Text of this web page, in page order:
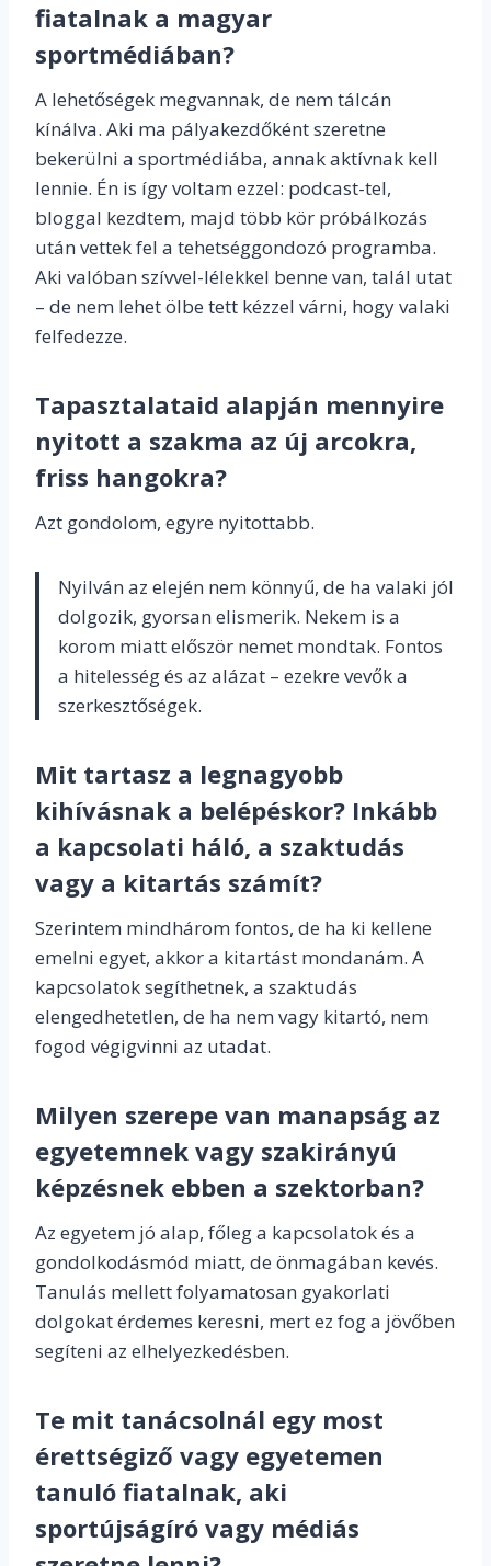
fiatalnak a magyar
sportmédiában?
A lehetőségek megvannak, de nem tálcán
kínálva. Aki ma pályakezdőként szeretne
bekerülni a sportmédiába, annak aktívnak kell
lennie. Én is így voltam ezzel: podcast-tel,
bloggal kezdtem, majd több kör próbálkozás
után vettek fel a tehetséggondozó programba.
Aki valóban szívvel-lélekkel benne van, talál utat
– de nem lehet ölbe tett kézzel várni, hogy valaki
felfedezze.
Tapasztalataid alapján mennyire
nyitott a szakma az új arcokra,
friss hangokra?
Azt gondolom, egyre nyitottabb.
Nyilván az elején nem könnyű, de ha valaki jól
dolgozik, gyorsan elismerik. Nekem is a
korom miatt először nemet mondtak. Fontos
a hitelesség és az alázat – ezekre vevők a
szerkesztőségek.
Mit tartasz a legnagyobb
kihívásnak a belépéskor? Inkább
a kapcsolati háló, a szaktudás
vagy a kitartás számít?
Szerintem mindhárom fontos, de ha ki kellene
emelni egyet, akkor a kitartást mondanám. A
kapcsolatok segíthetnek, a szaktudás
elengedhetetlen, de ha nem vagy kitartó, nem
fogod végigvinni az utadat.
Milyen szerepe van manapság az
egyetemnek vagy szakirányú
képzésnek ebben a szektorban?
Az egyetem jó alap, főleg a kapcsolatok és a
gondolkodásmód miatt, de önmagában kevés.
Tanulás mellett folyamatosan gyakorlati
dolgokat érdemes keresni, mert ez fog a jövőben
segíteni az elhelyezkedésben.
Te mit tanácsolnál egy most
érettségiző vagy egyetemen
tanuló fiatalnak, aki
sportújságíró vagy médiás